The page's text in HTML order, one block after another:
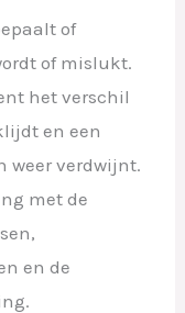
of
of mislukt.
het verschil
en een
weer verdwijnt.
met de
en de